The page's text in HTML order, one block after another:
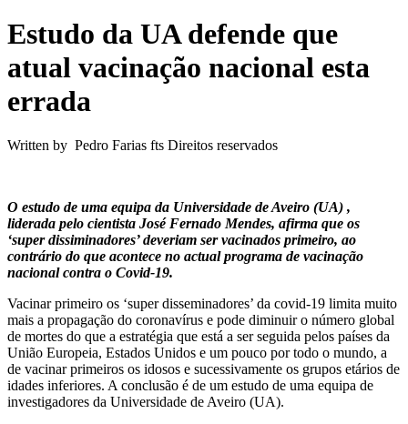
Estudo da UA defende que
atual vacinação nacional esta
errada
Written by Pedro Farias fts Direitos reservados
O estudo de uma equipa da Universidade de Aveiro (UA) ,
liderada pelo cientista José Fernado Mendes, afirma que os
‘super dissiminadores’ deveriam ser vacinados primeiro, ao
contrário do que acontece no actual programa de vacinação
nacional contra o Covid-19.
Vacinar primeiro os ‘super disseminadores’ da covid-19 limita muito
mais a propagação do coronavírus e pode diminuir o número global
de mortes do que a estratégia que está a ser seguida pelos países da
União Europeia, Estados Unidos e um pouco por todo o mundo, a
de vacinar primeiros os idosos e sucessivamente os grupos etários de
idades inferiores. A conclusão é de um estudo de uma equipa de
investigadores da Universidade de Aveiro (UA).